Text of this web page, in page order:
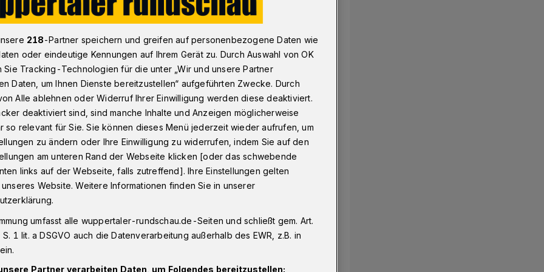
zur Wuppertaler-Schwebebahn-Gedenkmünze
und sehr
für die Wuppertaler
218-Partner speichern und greifen auf personenbezogene Daten wie
oder eindeutige Kennungen auf Ihrem Gerät zu. Durch Auswahl von OK
Sie Tracking-Technologien für die unter „Wir und unsere Partner
Daten, um Ihnen Dienste bereitzustellen“ aufgeführten Zwecke. Durch
Alle ablehnen oder Widerruf Ihrer Einwilligung werden diese deaktiviert.
deaktiviert sind, sind manche Inhalte und Anzeigen möglicherweise
so relevant für Sie. Sie können dieses Menü jederzeit wieder aufrufen, um
zu ändern oder Ihre Einwilligung zu widerrufen, indem Sie auf den
am unteren Rand der Webseite klicken [oder das schwebende
links auf der Webseite, falls zutreffend]. Ihre Einstellungen gelten
Website. Weitere Informationen finden Sie in unserer
umfasst alle wuppertaler-rundschau.de-Seiten und schließt gem. Art.
1 lit. a DSGVO auch die Datenverarbeitung außerhalb des EWR, z.B. in
Partner verarbeiten Daten, um Folgendes bereitzustellen: